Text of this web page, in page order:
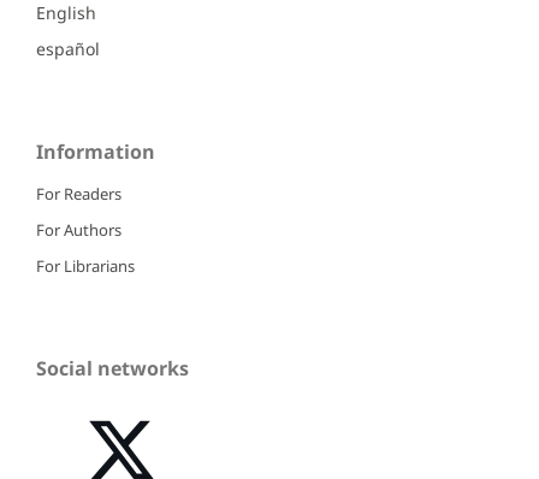
English
español
Information
For Readers
For Authors
For Librarians
Social networks